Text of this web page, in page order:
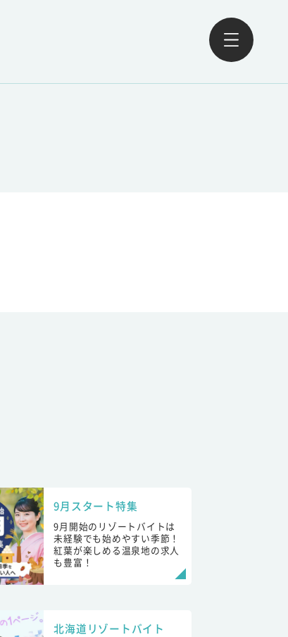
9月スタート特集
9月開始のリゾートバイトは
未経験でも始めやすい季節！
紅葉が楽しめる温泉地の求人
も豊富！
北海道リゾートバイト